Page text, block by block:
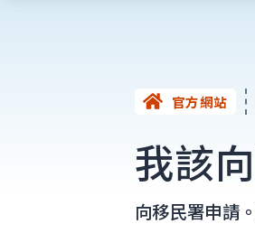
官方網站
我該
向移民署申請